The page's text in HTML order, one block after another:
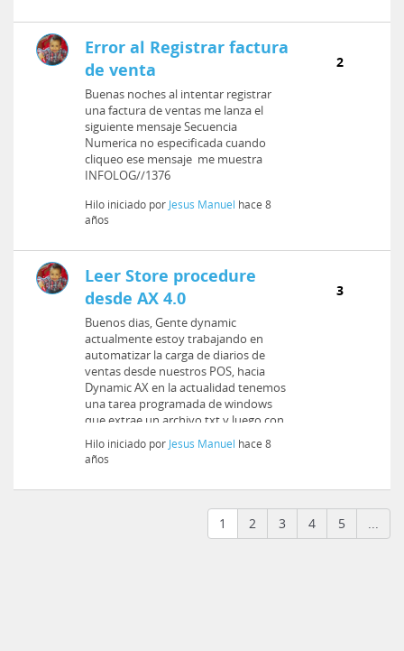
Error al Registrar factura
de venta
Buenas noches al intentar registrar
una factura de ventas me lanza el
siguiente mensaje Secuencia
Numerica no especificada cuando
cliqueo ese mensaje me muestra
INFOLOG//1376
Hilo iniciado por Jesus Manuel hace 8
años
2
Leer Store procedure
desde AX 4.0
Buenos dias, Gente dynamic
actualmente estoy trabajando en
automatizar la carga de diarios de
ventas desde nuestros POS, hacia
Dynamic AX en la actualidad tenemos
una tarea programada de windows
que extrae un archivo txt y luego con
mediante la pr...
Hilo iniciado por Jesus Manuel hace 8
años
3
1 2 3 4 5 ...